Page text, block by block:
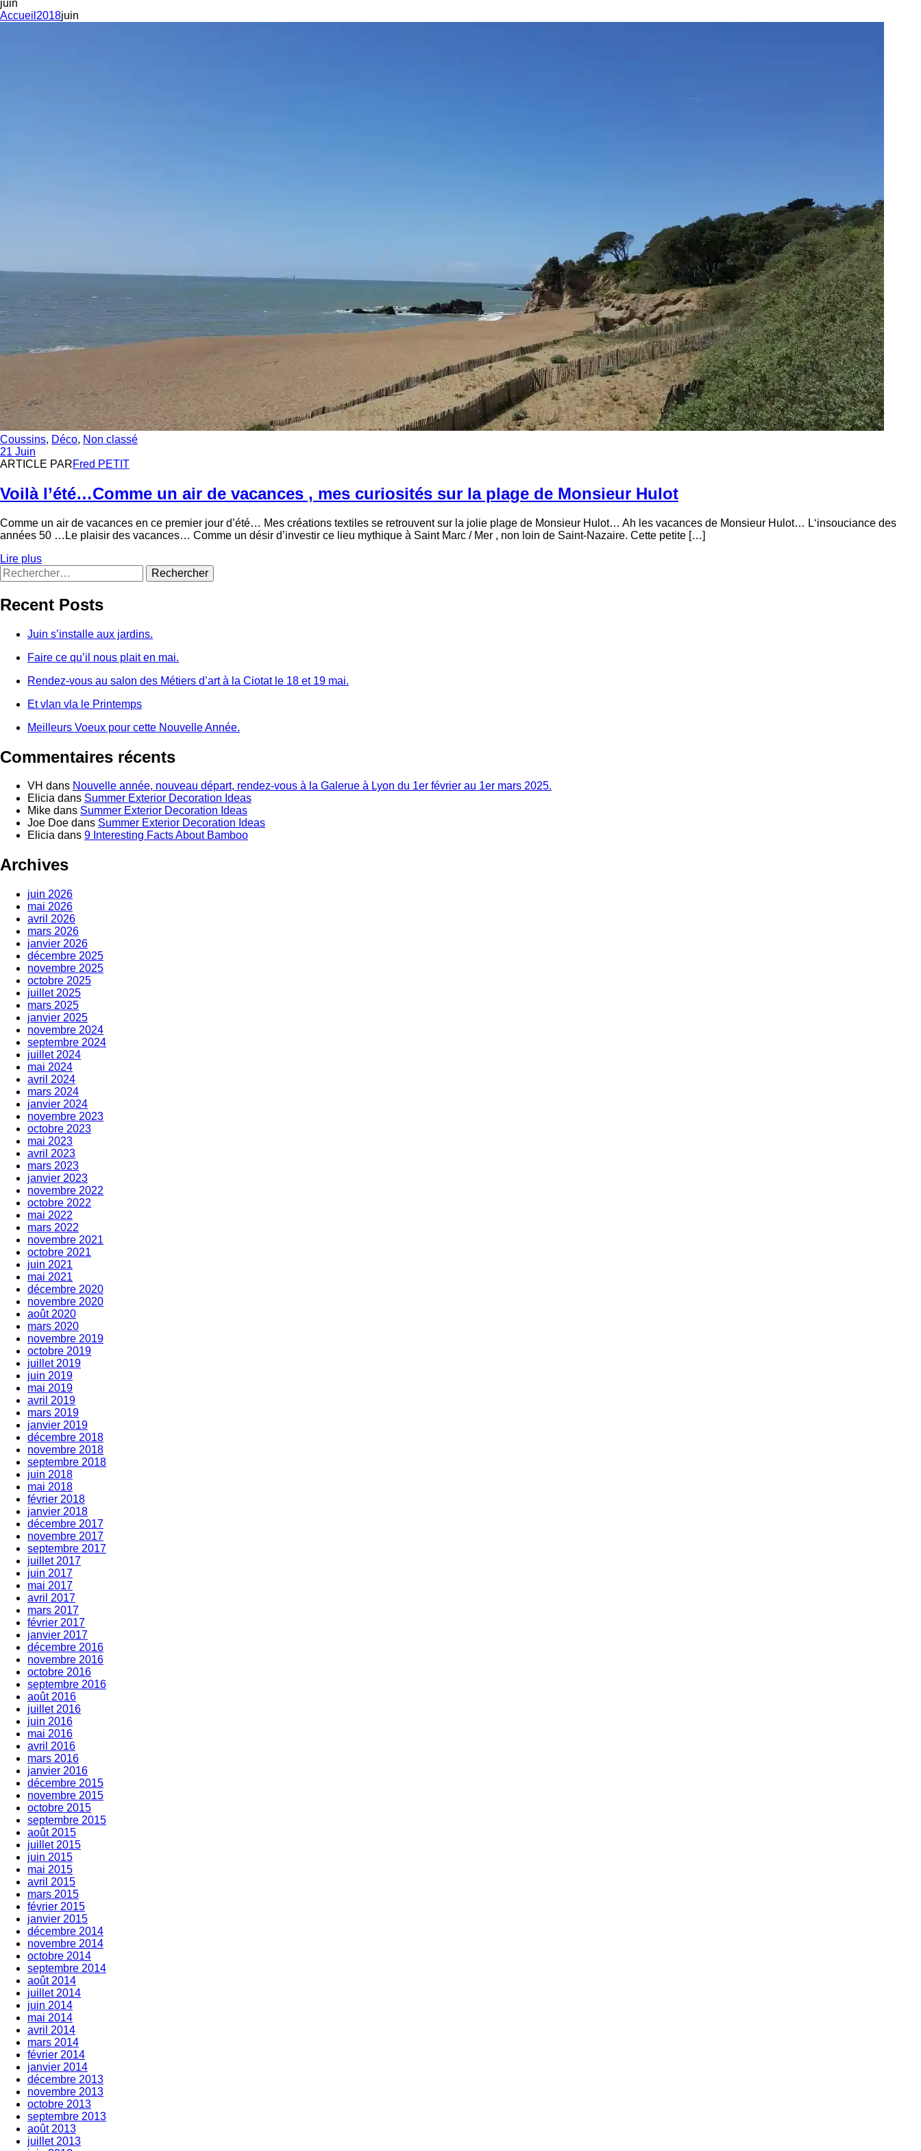
juin
Accueil 2018juin
Catégories
Coussins, Déco, Non classé
21 Juin
ARTICLE PARFred PETIT
Voilà l’été…Comme un air de vacances , mes curiosités sur la plage de Monsieur Hulot
Comme un air de vacances en ce premier jour d’été… Mes créations textiles se retrouvent sur la jolie plage de Monsieur Hulot… Ah les vacances de Monsieur Hulot… L‘insouciance des
années 50 …Le plaisir des vacances… Comme un désir d’investir ce lieu mythique à Saint Marc / Mer , non loin de Saint-Nazaire. Cette petite […]
Lire plus
Rechercher :
Recent Posts
Juin s’installe aux jardins.
Faire ce qu’il nous plait en mai.
Rendez-vous au salon des Métiers d’art à la Ciotat le 18 et 19 mai.
Et vlan vla le Printemps
Meilleurs Voeux pour cette Nouvelle Année.
Commentaires récents
VH dans Nouvelle année, nouveau départ, rendez-vous à la Galerue à Lyon du 1er février au 1er mars 2025.
Elicia dans Summer Exterior Decoration Ideas
Mike dans Summer Exterior Decoration Ideas
Joe Doe dans Summer Exterior Decoration Ideas
Elicia dans 9 Interesting Facts About Bamboo
Archives
juin 2026
mai 2026
avril 2026
mars 2026
janvier 2026
décembre 2025
novembre 2025
octobre 2025
juillet 2025
mars 2025
janvier 2025
novembre 2024
septembre 2024
juillet 2024
mai 2024
avril 2024
mars 2024
janvier 2024
novembre 2023
octobre 2023
mai 2023
avril 2023
mars 2023
janvier 2023
novembre 2022
octobre 2022
mai 2022
mars 2022
novembre 2021
octobre 2021
juin 2021
mai 2021
décembre 2020
novembre 2020
août 2020
mars 2020
novembre 2019
octobre 2019
juillet 2019
juin 2019
mai 2019
avril 2019
mars 2019
janvier 2019
décembre 2018
novembre 2018
septembre 2018
juin 2018
mai 2018
février 2018
janvier 2018
décembre 2017
novembre 2017
septembre 2017
juillet 2017
juin 2017
mai 2017
avril 2017
mars 2017
février 2017
janvier 2017
décembre 2016
novembre 2016
octobre 2016
septembre 2016
août 2016
juillet 2016
juin 2016
mai 2016
avril 2016
mars 2016
janvier 2016
décembre 2015
novembre 2015
octobre 2015
septembre 2015
août 2015
juillet 2015
juin 2015
mai 2015
avril 2015
mars 2015
février 2015
janvier 2015
décembre 2014
novembre 2014
octobre 2014
septembre 2014
août 2014
juillet 2014
juin 2014
mai 2014
avril 2014
mars 2014
février 2014
janvier 2014
décembre 2013
novembre 2013
octobre 2013
septembre 2013
août 2013
juillet 2013